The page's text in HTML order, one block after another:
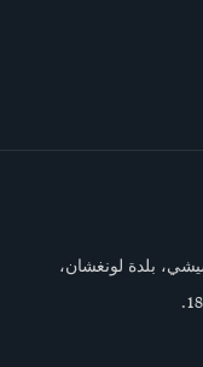
بلدة لونغشان،